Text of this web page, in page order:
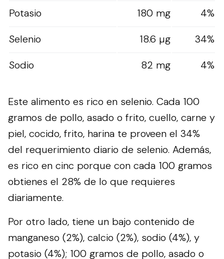
Potasio
180 mg
4%
Selenio
18.6 µg
34%
Sodio
82 mg 4%
Este alimento es rico en selenio. Cada 100
gramos de pollo, asado o frito, cuello, carne y
piel, cocido, frito, harina te proveen el 34%
del requerimiento diario de selenio. Además,
es rico en cinc porque con cada 100 gramos
obtienes el 28% de lo que requieres
diariamente.
Por otro lado, tiene un bajo contenido de
manganeso (2%), calcio (2%), sodio (4%), y
potasio (4%); 100 gramos de pollo, asado o